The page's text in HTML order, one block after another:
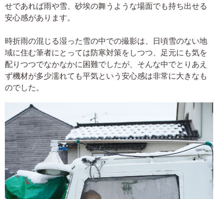
せであれば雨や雪、砂埃の舞うような場面でも持ち出せる
安心感があります。
時折雨の混じる湿った雪の中での撮影は、日頃雪のない地
域に住む筆者にとっては防寒対策をしつつ、足元にも気を
配りつつでなかなかに困難でしたが、そんな中でとりあえ
ず機材が多少濡れても平気という安心感は非常に大きなも
のでした。